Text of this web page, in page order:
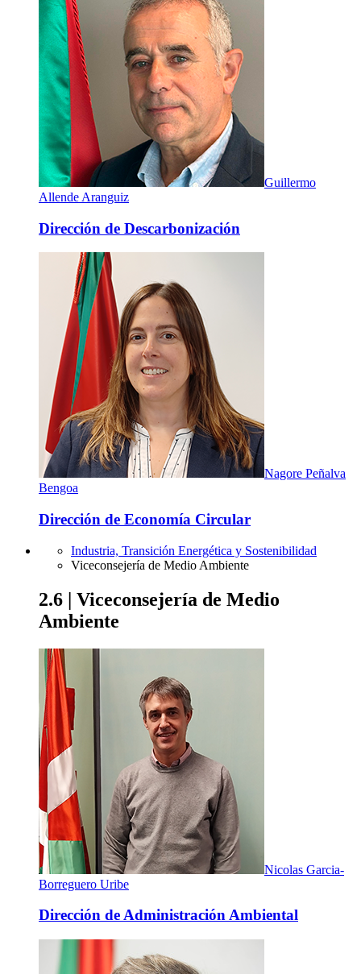
Guillermo
Allende Aranguiz
Dirección de Descarbonización
Nagore Peñalva
Bengoa
Dirección de Economía Circular
Industria, Transición Energética y Sostenibilidad
Viceconsejería de Medio Ambiente
2.6 | Viceconsejería de Medio
Ambiente
Nicolas Garcia-
Borreguero Uribe
Dirección de Administración Ambiental